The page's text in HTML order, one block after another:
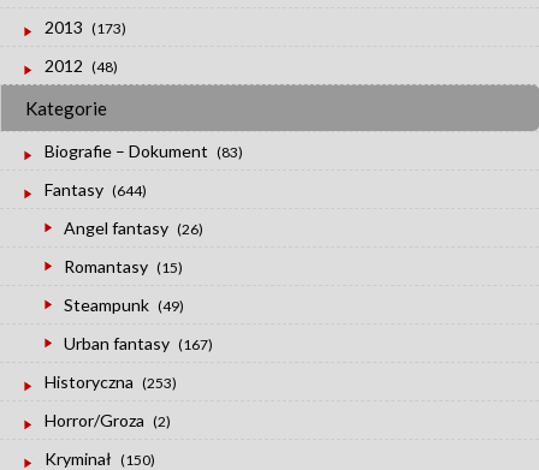
2013 (173)
2012 (48)
Kategorie
Biografie – Dokument (83)
Fantasy (644)
Angel fantasy (26)
Romantasy (15)
Steampunk (49)
Urban fantasy (167)
Historyczna (253)
Horror/Groza (2)
Kryminał (150)